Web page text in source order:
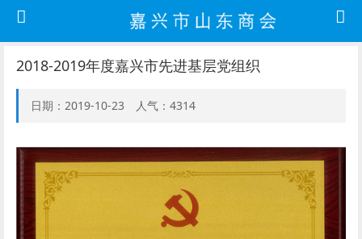
2018-2019年度嘉兴市先进基层党组织
日期：2019-10-23 人气：4314